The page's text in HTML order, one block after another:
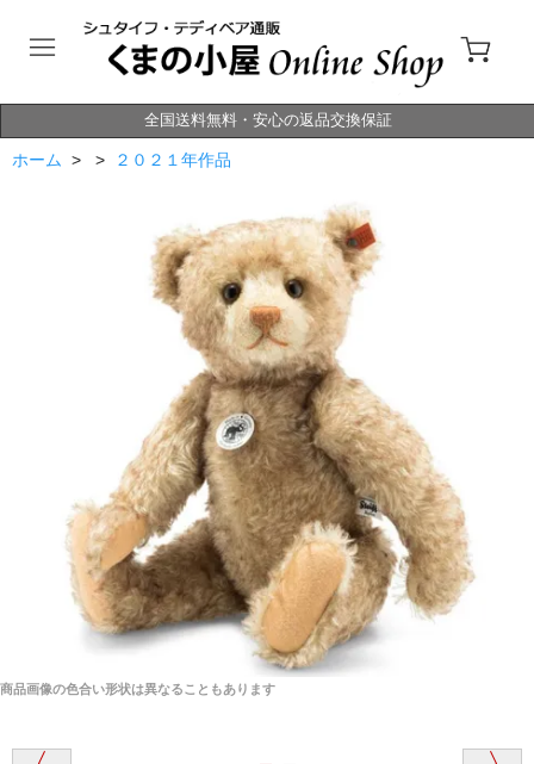
全国送料無料・安心の返品交換保証
ホーム > > ２０２１年作品
商品画像の色合い形状は異なることもあります